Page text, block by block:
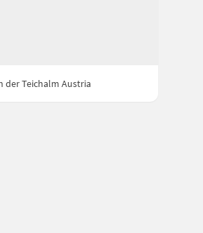
der Teichalm Austria